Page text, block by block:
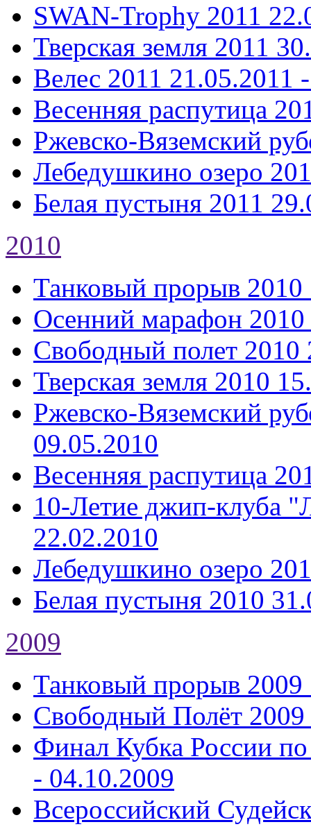
SWAN-Trophy 2011
Тверская земля 2011
Велес 2011 21.05.2011
Весенняя распутица
Ржевско-Вяземский
Лебедушкино озеро
Белая пустыня 2011
2010
Танковый прорыв 2010
Осенний марафон 2010
Свободный полет 2010
Тверская земля 2010
Ржевско-Вяземский
09.05.2010
Весенняя распутица
10-Летие джип-клуба
22.02.2010
Лебедушкино озеро
Белая пустыня 2010
2009
Танковый прорыв 2009
Свободный Полёт 2009
Финал Кубка России
- 04.10.2009
Всероссийский